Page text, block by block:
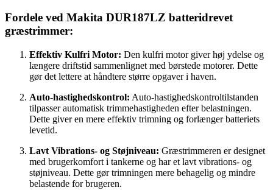
Fordele ved Makita DUR187LZ batteridrevet
græstrimmer:
Effektiv Kulfri Motor: Den kulfri motor giver høj ydelse og
længere driftstid sammenlignet med børstede motorer. Dette
gør det lettere at håndtere større opgaver i haven.
Auto-hastighedskontrol: Auto-hastighedskontroltilstanden
tilpasser automatisk trimmehastigheden efter belastningen.
Dette giver en mere effektiv trimning og forlænger batteriets
levetid.
Lavt Vibrations- og Støjniveau: Græstrimmeren er designet
med brugerkomfort i tankerne og har et lavt vibrations- og
støjniveau. Dette gør trimningen mere behagelig og mindre
belastende for brugeren.